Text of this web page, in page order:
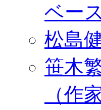
ベース
松島
笹木
（作